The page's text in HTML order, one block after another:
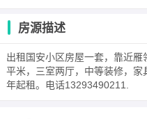
房源描述
出租国安小区房屋一套，靠近
平米，三室两厅，中等装修，
年起租。电话13293490211.